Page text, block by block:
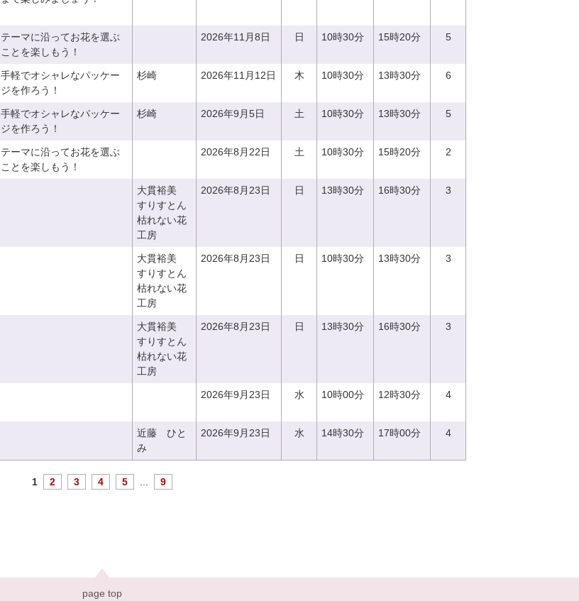
テーマに沿ってお花を選ぶ
ことを楽しもう！
2026年11月8日 日 10時30分 15時20分 5
手軽でオシャレなパッケー
ジを作ろう！
杉崎 2026年11月12日 木 10時30分 13時30分 6
手軽でオシャレなパッケー
ジを作ろう！
杉崎 2026年9月5日 土 10時30分 13時30分 5
テーマに沿ってお花を選ぶ
ことを楽しもう！
2026年8月22日 土 10時30分 15時20分 2
大貫裕美
すりすとん
枯れない花
工房
2026年8月23日 日 13時30分 16時30分 3
大貫裕美
すりすとん
枯れない花
工房
2026年8月23日 日 10時30分 13時30分 3
大貫裕美
すりすとん
枯れない花
工房
2026年8月23日 日 13時30分 16時30分 3
2026年9月23日 水 10時00分 12時30分 4
近藤 ひと
み
2026年9月23日 水 14時30分 17時00分 4
1 2 3 4 5 9
page top